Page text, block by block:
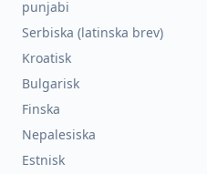
punjabi
Serbiska (latinska brev)
Kroatisk
Bulgarisk
Finska
Nepalesiska
Estnisk